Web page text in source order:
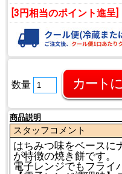
[3円相当のポイント進呈]
数量
商品説明
スタッフコメント
はちみつ味をベースに
が特徴の焼き餅です。
電子レンジでもフライ